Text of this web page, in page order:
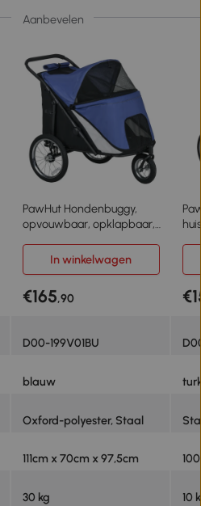
Aanbevelen
PawHut Hondenbuggy,
opvouwbaar, opklapbaar,
Blauw/Zwart
In winkelwagen
€165,90
D00-199V01BU
blauw
Oxford-polyester, Staal
111cm x 70cm x 97,5cm
30 kg
10